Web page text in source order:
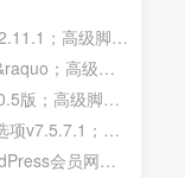
脚本、插件和；移动
本、插件和；移动
本、插件和；移动
本、插件和；移动
脚本、插件和；移动